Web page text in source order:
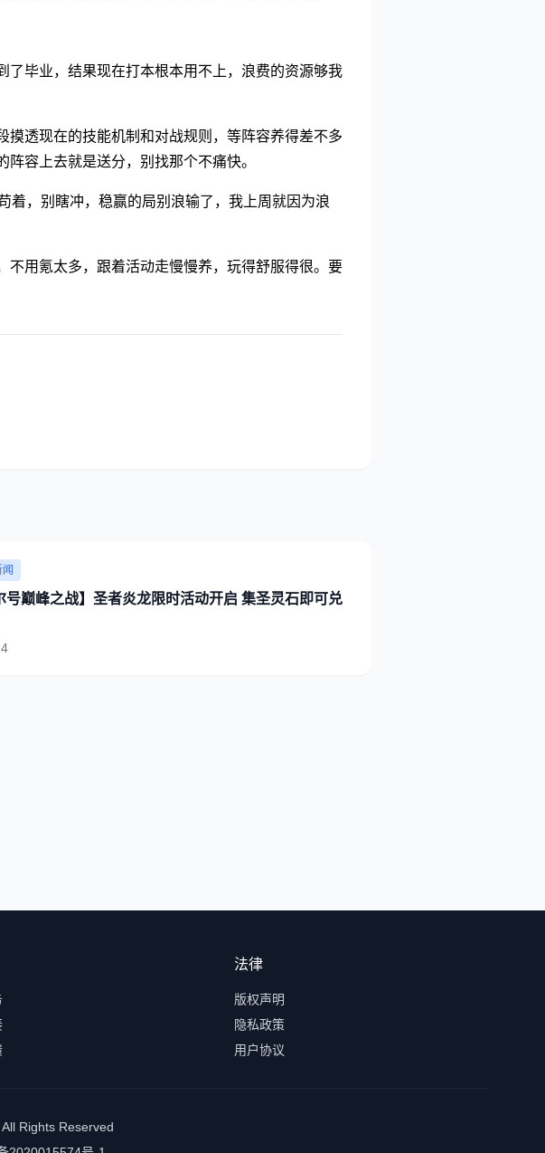
了毕业，结果现在打本根本用不上，浪费的资源够我
透现在的技能机制和对战规则，等阵容养得差不多
容上去就是送分，别找那个不痛快。
着，别瞎冲，稳赢的局别浪输了，我上周就因为浪
用氪太多，跟着活动走慢慢养，玩得舒服得很。要
号巅峰之战】圣者炎龙限时活动开启 集圣灵石即可兑
法律
版权声明
隐私政策
用户协议
Rights Reserved